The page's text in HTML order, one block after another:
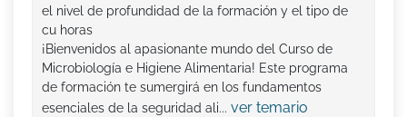
el nivel de profundidad de la formación y el tipo de
cu horas
¡Bienvenidos al apasionante mundo del Curso de
Microbiología e Higiene Alimentaria! Este programa
de formación te sumergirá en los fundamentos
esenciales de la seguridad ali... ver temario